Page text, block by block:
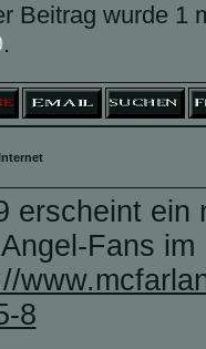
Beitrag wurde 1
.
erscheint ein
Fans
8